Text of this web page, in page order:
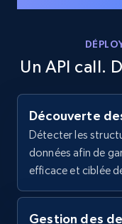
specific
price, Currency,
more.
Amazon
upc numbers
Title, Seller
Un API call.
Découverte
Détecter les
données afin de
efficace et ciblée
Gestion des